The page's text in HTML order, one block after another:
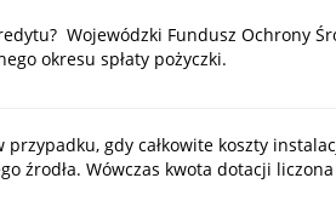
Wojewódzki Fundusz Ochrony
okresu spłaty pożyczki.
gdy całkowite koszty
źrodła. Wówczas kwota dotacji